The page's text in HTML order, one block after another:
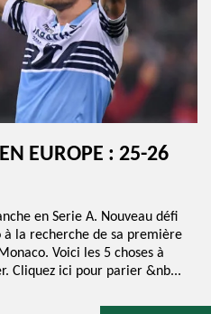
EUROPE : 25-26
en Serie A. Nouveau défi
la recherche de sa première
Voici les 5 choses à
Cliquez ici pour parier &nb...